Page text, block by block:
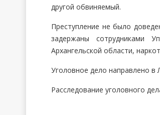
другой обвиняемый.
Преступление не было
задержаны сотрудниками
Архангельской области,
Уголовное дело направлено в
Расследование уголовного